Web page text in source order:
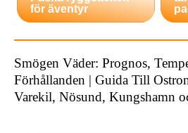
för äventyr
Smögen Väder: Prognos,
Förhållanden | Guida Till
Varekil, Nösund, Kungshamn